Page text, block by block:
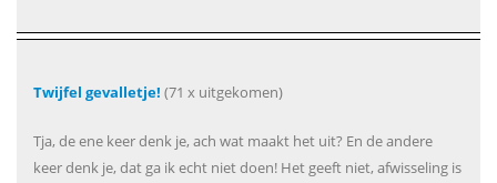
Twijfel gevalletje! (71 x uitgekomen)
Tja, de ene keer denk je, ach wat maakt het uit? En de andere
keer denk je, dat ga ik echt niet doen! Het geeft niet, afwisseling is